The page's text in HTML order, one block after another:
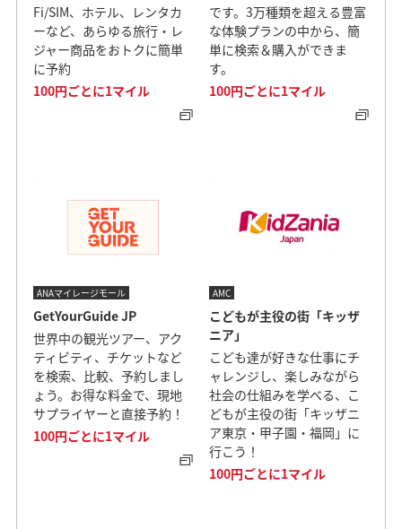
Fi/SIM、ホテル、レンタカ
ーなど、あらゆる旅行・レ
ジャー商品をおトクに簡単
に予約
100円ごとに1マイル
です。3万種類を超える豊富
な体験プランの中から、簡
単に検索＆購入ができま
す。
100円ごとに1マイル
ANAマイレージモール
GetYourGuide JP
世界中の観光ツアー、アク
ティビティ、チケットなど
を検索、比較、予約しまし
ょう。お得な料金で、現地
サプライヤーと直接予約！
100円ごとに1マイル
AMC
こどもが主役の街「キッザ
ニア」
こども達が好きな仕事にチ
ャレンジし、楽しみながら
社会の仕組みを学べる、こ
どもが主役の街「キッザニ
ア東京・甲子園・福岡」に
行こう！
100円ごとに1マイル